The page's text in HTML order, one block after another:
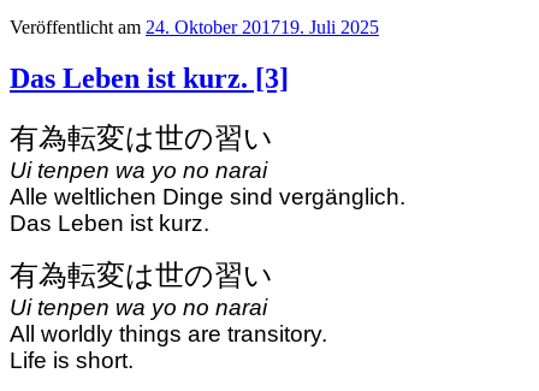
Veröffentlicht am 24. Oktober 201719. Juli 2025
Das Leben ist kurz. [3]
有為転変は世の習い
Ui tenpen wa yo no narai
Alle weltlichen Dinge sind vergänglich.
Das Leben ist kurz.
有為転変は世の習い
Ui tenpen wa yo no narai
All worldly things are transitory.
Life is short.